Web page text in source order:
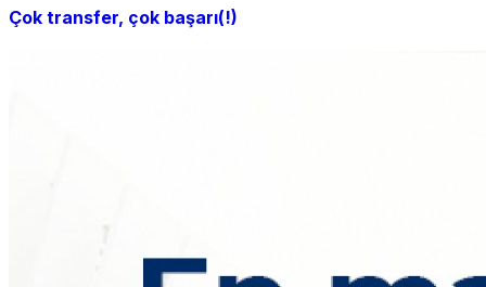
Çok transfer, çok başarı(!)